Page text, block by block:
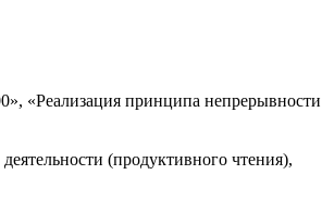
«Реализация принципа непрерывности
(продуктивного чтения),